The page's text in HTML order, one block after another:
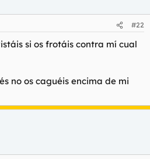
#22
si os frotáis contra mí cual
no os caguéis encima de mi